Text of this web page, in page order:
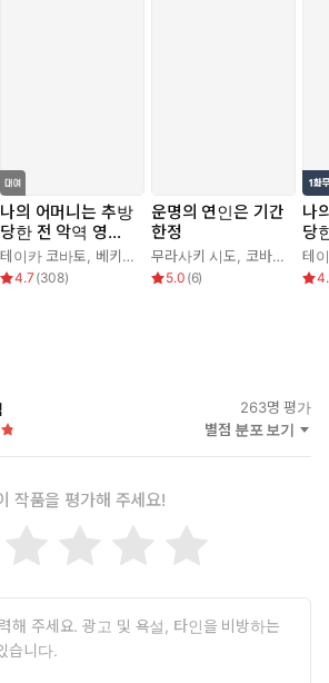
나의 어머니는 추방
당한 전 악역 영애
였습니다
테이카 코바토 베키오 무라사키 시도
4.7 (308)
운명의 연인은 기간
한정
무라사키 시도 코바토 코스즈
5.0 (6)
나
당
였
테
263명 평가
별점 분포 보기
작품을 평가해 주세요!